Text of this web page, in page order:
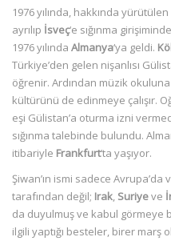
1976 yılında, hakkında
ayrılıp İsveç‘e sığınma
1976 yılında Almanya‘ya geldi.
Türkiye’den gelen nişanlısı
öğrenir. Ardından müzik okuluna
kültürünü de edinmeye çalışır.
eşi Gülistan’a oturma izni
sığınma talebinde bulundu.
itibariyle Frankfurt‘ta yaşıyor.
Şiwan’ın ismi sadece
tarafından değil; Irak, Suriyeve
da duyulmuş ve kabul görmeye
ilgili yaptığı besteler, birer marş